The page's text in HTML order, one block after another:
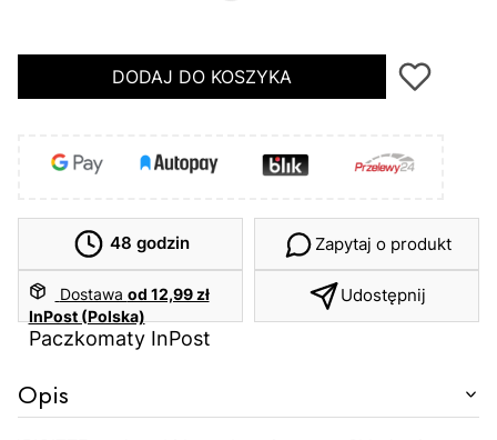
DODAJ DO KOSZYKA
48 godzin
Dostawa od 12,99 zł
InPost (Polska)
Paczkomaty InPost
Zapytaj o produkt
Udostępnij
Opis